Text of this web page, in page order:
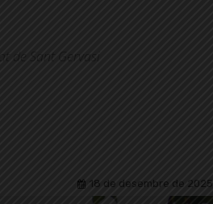
de Sant Gervasi
18 de desembre de 2025